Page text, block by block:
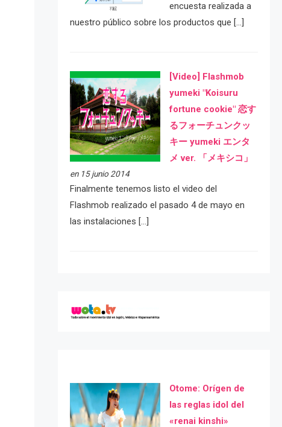
encuesta realizada a
nuestro público sobre los productos que […]
[Video] Flashmob
yumeki "Koisuru
fortune cookie" 恋す
るフォーチュンクッ
キー yumeki エンタ
メ ver. 「メキシコ」
en 15 junio 2014
Finalmente tenemos listo el video del
Flashmob realizado el pasado 4 de mayo en
las instalaciones […]
Otome: Orígen de
las reglas idol del
«renai kinshi»